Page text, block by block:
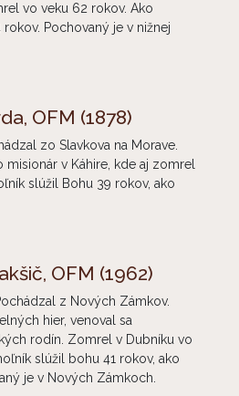
vo veku 62 rokov. Ako
Pochovaný je v nižnej
OFM (1878)
zo Slavkova na Morave.
v Káhire, kde aj zomrel
slúžil Bohu 39 rokov, ako
OFM (1962)
z Nových Zámkov.
hier, venoval sa
rodín. Zomrel v Dubníku vo
slúžil bohu 41 rokov, ako
je v Nových Zámkoch.